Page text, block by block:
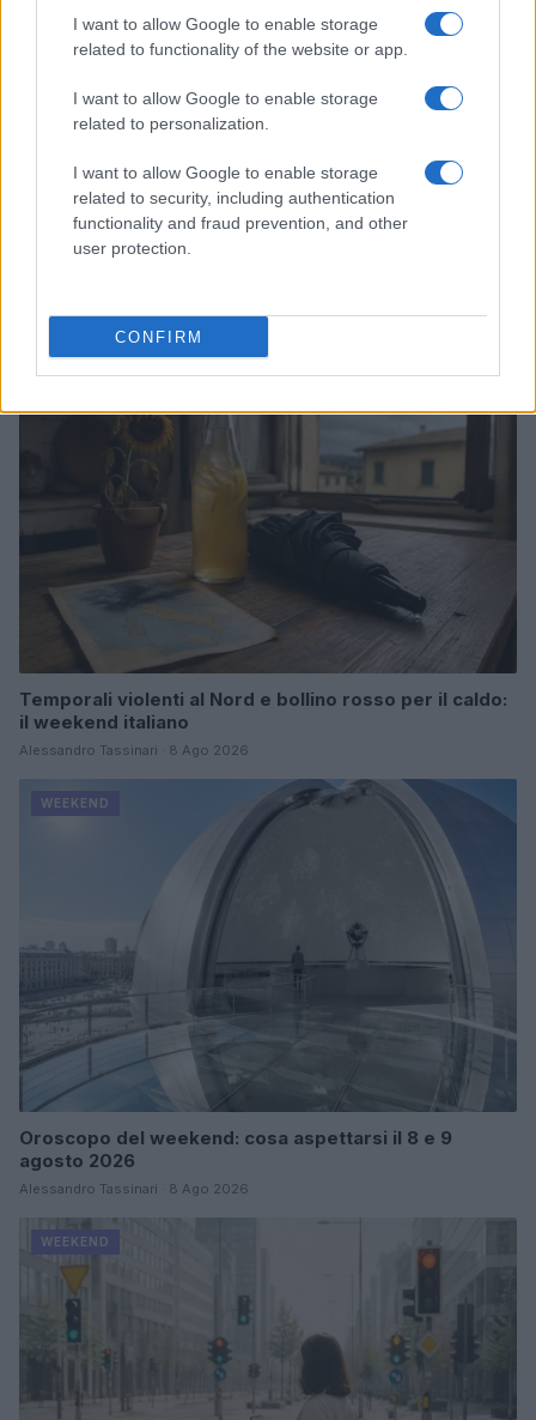
I want to allow Google to enable storage
related to functionality of the website or app.
I want to allow Google to enable storage
related to personalization.
I want to allow Google to enable storage
related to security, including authentication
functionality and fraud prevention, and other
user protection.
CONFIRM
Temporali violenti al Nord e bollino rosso per il caldo:
il weekend italiano
Alessandro Tassinari · 8 Ago 2026
WEEKEND
Oroscopo del weekend: cosa aspettarsi il 8 e 9
agosto 2026
Alessandro Tassinari · 8 Ago 2026
WEEKEND